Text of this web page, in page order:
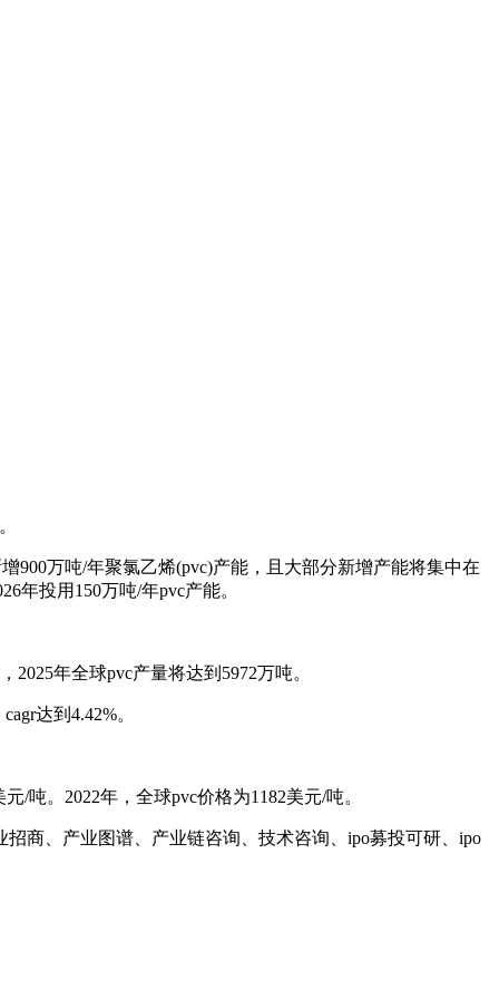
900万吨/年聚氯乙烯(pvc)产能，且大部分新增产能将集中在
年投用150万吨/年pvc产能。
年全球pvc产量将达到5972万吨。
达到4.42%。
/吨。2022年，全球pvc价格为1182美元/吨。
商、产业图谱、产业链咨询、技术咨询、ipo募投可研、ipo